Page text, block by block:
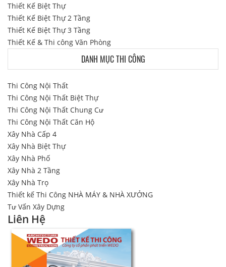
Thiết Kế Biệt Thự
Thiết Kế Biệt Thự 2 Tầng
Thiết Kế Biệt Thự 3 Tầng
Thiết Kế & Thi công Văn Phòng
DANH MỤC THI CÔNG
Thi Công Nội Thất
Thi Công Nội Thất Biệt Thự
Thi Công Nội Thất Chung Cư
Thi Công Nội Thất Căn Hộ
Xây Nhà Cấp 4
Xây Nhà Biệt Thự
Xây Nhà Phố
Xây Nhà 2 Tầng
Xây Nhà Trọ
Thiết kế Thi Công NHÀ MÁY & NHÀ XƯỞNG
Tư Vấn Xây Dựng
Liên Hệ